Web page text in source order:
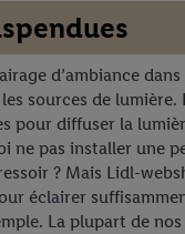
d’ambiance
sources de lumière.
pour diffuser la
ne pas installer une
? Mais Lidl-
éclairer
La plupart de